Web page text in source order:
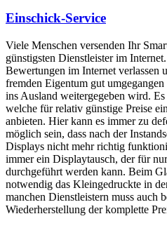
Einschick-Service
Viele Menschen versenden Ihr
günstigsten Dienstleister im
Bewertungen im Internet verlassen
fremden Eigentum gut
ins Ausland weitergegeben wird.
welche für relativ günstige Preise
anbieten. Hier kann es immer zu
möglich sein, dass nach der
Displays nicht mehr richtig
immer ein Displaytausch, der für
durchgeführt werden kann. Beim
notwendig das Kleingedruckte in
manchen Dienstleistern muss auch
Wiederherstellung der komplette